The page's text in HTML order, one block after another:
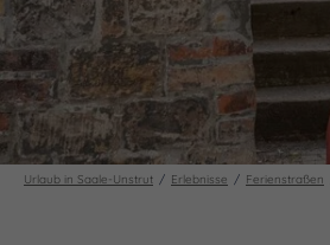
Urlaub in Saale-Unstrut Erlebnisse Ferienstraßen